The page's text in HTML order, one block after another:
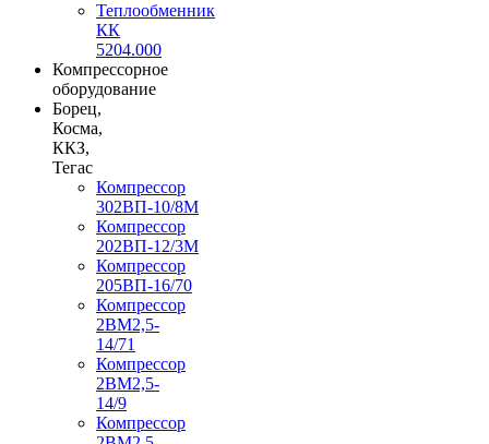
Теплообменник
КК
5204.000
Компрессорное
оборудование
Борец,
Косма,
ККЗ,
Тегас
Компрессор
302ВП-10/8М
Компрессор
202ВП-12/3М
Компрессор
205ВП-16/70
Компрессор
2ВМ2,5-
14/71
Компрессор
2ВМ2,5-
14/9
Компрессор